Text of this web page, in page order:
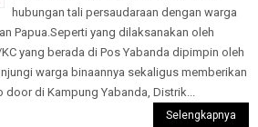
hubungan tali persaudaraan dengan warga
Papua.Seperti yang dilaksanakan oleh
yang berada di Pos Yabanda dipimpin oleh
warga binaannya sekaligus memberikan
di Kampung Yabanda, Distrik...
Selengkapnya